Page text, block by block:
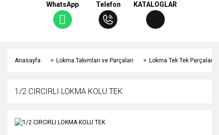
WhatsApp Telefon KATALOGLAR
Anasayfa Lokma Takımları ve Parçaları Lokma Tek Tek Parçaları
1/2 CIRCIRLI LOKMA KOLU TEK